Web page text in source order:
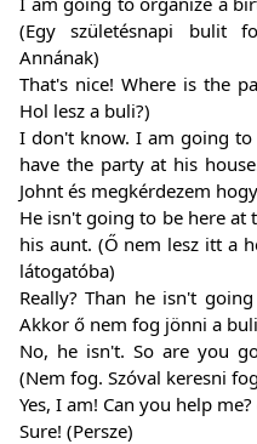
(Egy születésnapi bulit
Annának)
That's nice! Where is the
Hol lesz a buli?)
I don't know. I am going to
have the party at his
Johnt és megkérdezem
He isn't going to be here at
his aunt. (Ő nem lesz itt a
látogatóba)
Really? Than he isn't
Akkor ő nem fog jönni a
No, he isn't. So are you
(Nem fog. Szóval keresni
Yes, I am! Can you help
Sure! (Persze)